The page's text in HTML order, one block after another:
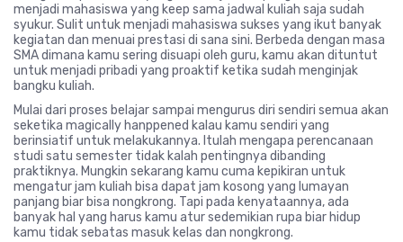
menjadi mahasiswa yang keep sama jadwal kuliah saja sudah
syukur. Sulit untuk menjadi mahasiswa sukses yang ikut banyak
kegiatan dan menuai prestasi di sana sini. Berbeda dengan masa
SMA dimana kamu sering disuapi oleh guru, kamu akan dituntut
untuk menjadi pribadi yang proaktif ketika sudah menginjak
bangku kuliah.
Mulai dari proses belajar sampai mengurus diri sendiri semua akan
seketika magically hanppened kalau kamu sendiri yang
berinsiatif untuk melakukannya. Itulah mengapa perencanaan
studi satu semester tidak kalah pentingnya dibanding
praktiknya. Mungkin sekarang kamu cuma kepikiran untuk
mengatur jam kuliah bisa dapat jam kosong yang lumayan
panjang biar bisa nongkrong. Tapi pada kenyataannya, ada
banyak hal yang harus kamu atur sedemikian rupa biar hidup
kamu tidak sebatas masuk kelas dan nongkrong.